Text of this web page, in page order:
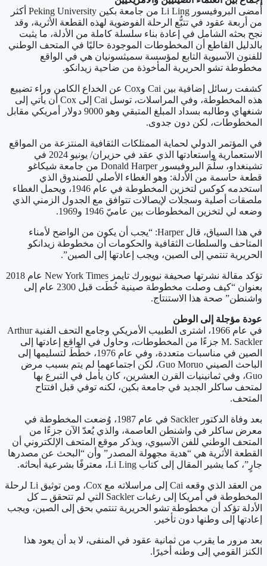
أمضى البروفيسور Li Ling من جامعة بكين Peking University أكثر
من أربعة عقود في تتبُّع الرحلة الفوضوية لهذه القطعة الأثرية، وقد
نجح بحثه الشامل في إعادة بناء سلسلة كاملة من الأدلة، ما يثبت
بالدليل القاطع أن المخطوطات الموجودة حاليًا في المتحف الوطني
للفنون الآسيوية التابع لمؤسسة سميثسونيان هي في الواقع
مخطوطة تشو الحريرية المأخوذة من ضاحية زيدانكو.
كشفت رسائل إضافية بين Cai وCox عن الخداع الكامن وراء تضييع
هذه المخطوطة، وفي المراسلات، توسل Cai إلى Cox أن يأتي إلى
شنغهاي وطالبه بسداد المبلغ المتبقي وهو 9000 دولار أمريكي مقابل
المخطوطات، لكن دون جدوى.
في المؤتمر الدولي لحماية الممتلكات الثقافية المنتزعة من المواقع
الاستعمارية واستعادتها الذي عقد في حزيران/ يونيو 2024 في
تشينغداو، سلّمَ البروفيسور Donald Harper من جامعة شيكاغو
قطعة حاسمة من الأدلة: وهو الغطاء الأصلي للصندوق الذي
استخدمه كوكس لتخزين المخطوطة في عام 1946، ويحمل الغطاء
ملصقات أصلية وسجلات لإيصالات تتوافق مع الجدول الزمني الذي
وضعه لي لتخزين المخطوطات بين عاميّ 1946 و1969.
في هذا السياق، قال Harper: “يجب أن يكون من الواضح لأمناء
المتاحف والسلطات الثقافية والحكومات أن مخطوطة زيدانكو
الحريرية تنتمي إلى الصين، ويجب إعادتها إلى الصين”.
تؤكد مقالة نشرتها صحيفة نيويورك تايمز New York Times عام 2018
بعنوان “كيف وصلت مخطوطة صينية خُطَت قبل 2300 عام إلى
واشنطن” صحة هذا الاستنتاج.
عودة مؤجلة إلى الوطن
في عام 1966، اشترى الطبيب الأمريكي وجامع التحف الفنية Arthur
M. Sackler جزءًا من المخطوطات، وحاول في الواقع إعادتها إلى
الصين في مناسبات متعددة، وفي عام 1976، خطّطَ لتسليمها إلى
الباحث الصيني Guo Moruo، لكن اجتماعهما لم يتم بسبب مرض
Guo، وفي ثمانينيات القرن العشرين، كان يأمل في التبرع بها
لمتحف ساكلر الجديد في جامعة بكين، لكنه توفي قبل افتتاح
المتحف.
بعد وفاة الدكتور Sackler في عام 1987، وُضعت المخطوطة في
معرض ساكلر في واشنطن العاصمة، والذي يُعدّ الآن جزءًا من
المتحف الوطني للفن الآسيوي، ويذكر موقع المتحف الإلكتروني أن
القطعة الأثرية هي “هدية مجهولة المصدر” وأن “البحث عن مصدرها
جارٍ”، كما يشير المقال إلى كتاب Li Ling، معترفًا بشرعية أبحاثه.
من العقد الذي وقعه Cai إلى مراسلاته مع Cox، ومن توثيق Li لرحلة
المخطوطة في أمريكا إلى رغبات Sackler التي لم تتحقق ــ كل
الأدلة تؤكد أن مخطوطة تشو الحريرية تنتمي بحق إلى الصين، ويجب
إعادتها إلى وطنها دون تأخير.
بعد مرور ما يقرب من ثمانية عقود في المنفى، لا بد أن يعود هذا
الكنز القومي إلى وطنه أخيرًا.